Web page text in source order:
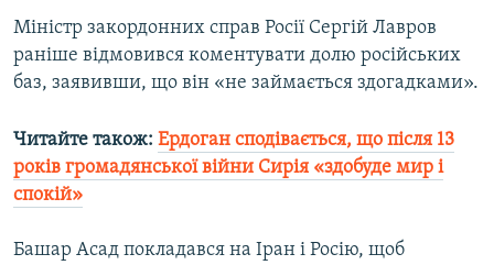
Міністр закордонних справ Росії Сергій Лавров
раніше відмовився коментувати долю російських
баз, заявивши, що він «не займається здогадками».
Читайте також: Ердоган сподівається, що після 13
років громадянської війни Сирія «здобуде мир і
спокій»
Башар Асад покладався на Іран і Росію, щоб